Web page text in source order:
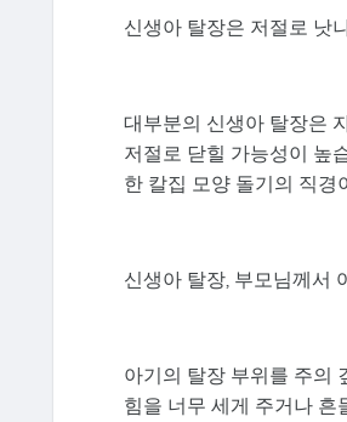
신생아 탈장은 저절로 낫
대부분의 신생아 탈장은
저절로 닫힐 가능성이 높
한 칼집 모양 돌기의 직경
신생아 탈장, 부모님께서
아기의 탈장 부위를 주의
힘을 너무 세게 주거나 흔